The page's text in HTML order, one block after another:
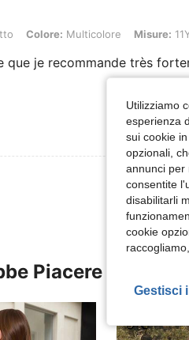
Colore: Multicolore, Misure: 11Y
Colore: Multicolore Misure:
que je recommande très
Visualizza
Piacere
Utilizziamo
esperienza
sui cookie
opzionali,
annunci per
consentite
disabilitarli
cookie
raccogliamo,
Gestisci